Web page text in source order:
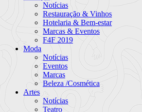
Notícias
Restauração & Vinhos
Hotelaria & Bem-estar
Marcas & Eventos
F4F 2019
Moda
Notícias
Eventos
Marcas
Beleza /Cosmética
Artes
Notícias
Teatro